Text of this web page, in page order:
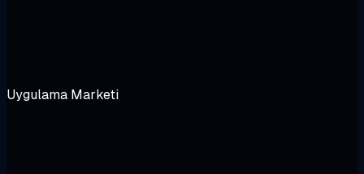
Uygulama Marketi